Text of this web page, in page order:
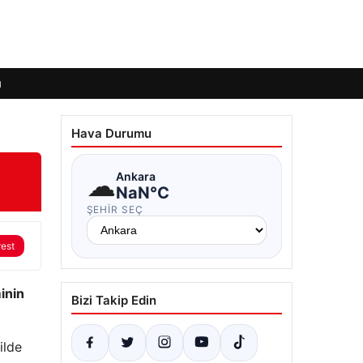
Hava Durumu
☁Ankara
NaN°C
ŞEHIR SEÇ
Bizi Takip Edin